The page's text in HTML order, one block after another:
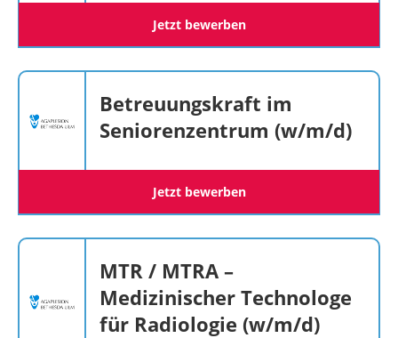
Jetzt bewerben
Betreuungskraft im
Seniorenzentrum (w/m/d)
Jetzt bewerben
MTR / MTRA –
Medizinischer Technologe
für Radiologie (w/m/d)